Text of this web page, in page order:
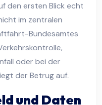
den ersten Blick echt
im zentralen
Bundesamtes
oder bei der
der Betrug auf.
und Daten